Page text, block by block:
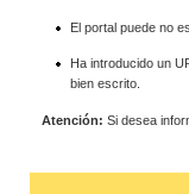
El portal puede no
Ha introducido un
bien escrito.
Atención: Si desea